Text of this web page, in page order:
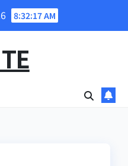
8:32:18 AM